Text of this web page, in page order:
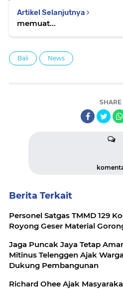
Artikel Selanjutnya
memuat...
Bali News
SHARE
Berita Terkait
Personel Satgas TMMD 129
Royong Geser Material
Jaga Puncak Jaya Tetap
Mitinus Telenggen Ajak
Dukung Pembangunan
Richard Ohee Ajak